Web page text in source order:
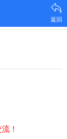
返回
！